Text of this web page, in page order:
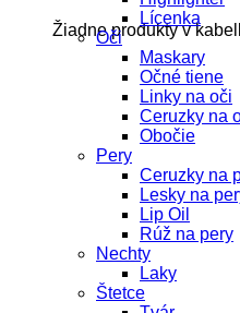
Žiadne produkty v
Lícenka
Oči
Maskary
Očné tiene
Linky na oči
Ceruzky na
Obočie
Pery
Ceruzky na
Lesky na
Lip Oil
Rúž na pery
Nechty
Laky
Štetce